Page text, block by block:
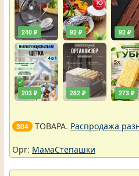
240 ₽
203 ₽
92 ₽
282 ₽
92 ₽
273 ₽
304 ТОВАРА. Распродажа
Орг: МамаСтепашки